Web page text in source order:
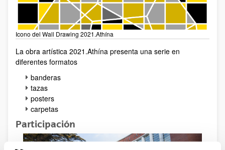
Icono del Wall Drawing 2021.Athína
La obra artística 2021.Athína presenta una serie en
diferentes formatos
banderas
tazas
posters
carpetas
Participación